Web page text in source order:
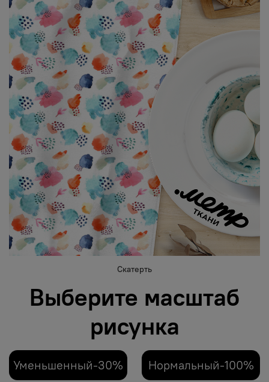
Скатерть
Выберите масштаб
рисунка
Уменьшенный-30% Нормальный-100%